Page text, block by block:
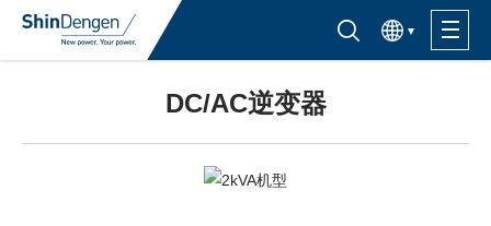
半导体产品检索入口
한국어
DC/AC逆变器